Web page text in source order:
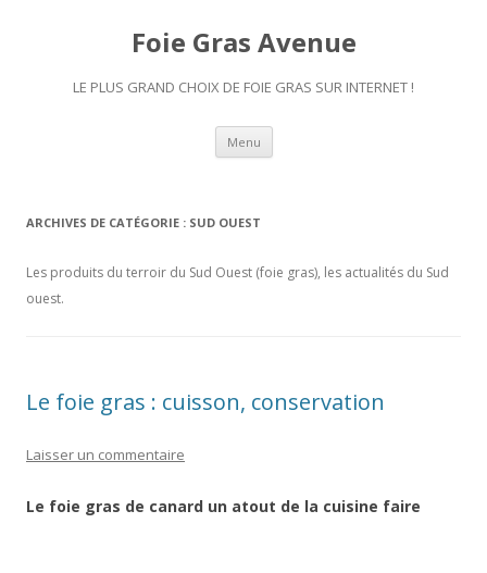
Foie Gras Avenue
LE PLUS GRAND CHOIX DE FOIE GRAS SUR INTERNET !
Menu Aller
contenu
ARCHIVES DE CATÉGORIE : SUD OUEST
Les produits du terroir du Sud Ouest (foie gras), les actualités du Sud
ouest.
Le foie gras : cuisson, conservation
Laisser un commentaire
Le foie gras de canard un atout de la cuisine faire